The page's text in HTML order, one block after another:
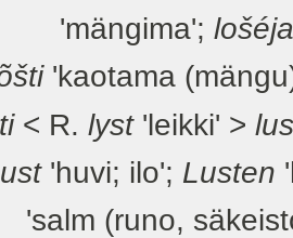
'kaotama
< R. lyst'leikki' >
'huvi; ilo'; Lusten
(runo,